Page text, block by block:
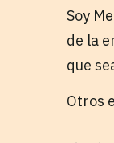
Soy
de la
que
Otros